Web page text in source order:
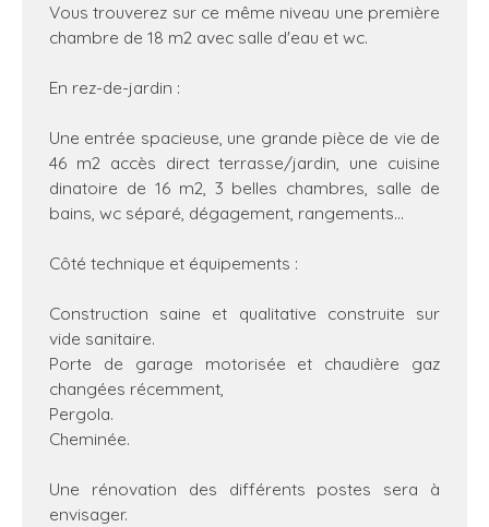
Vous trouverez sur ce même niveau une première
chambre de 18 m2 avec salle d'eau et wc.
En rez-de-jardin :
Une entrée spacieuse, une grande pièce de vie de
46 m2 accès direct terrasse/jardin, une cuisine
dinatoire de 16 m2, 3 belles chambres, salle de
bains, wc séparé, dégagement, rangements…
Côté technique et équipements :
Construction saine et qualitative construite sur
vide sanitaire.
Porte de garage motorisée et chaudière gaz
changées récemment,
Pergola.
Cheminée.
Une rénovation des différents postes sera à
envisager.